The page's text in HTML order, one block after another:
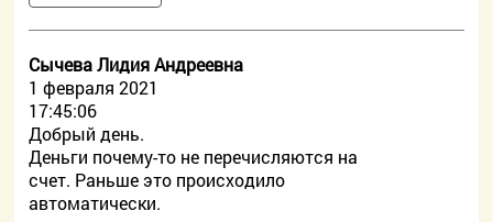
Сычева Лидия Андреевна
1 февраля 2021
17:45:06
Добрый день.
Деньги почему-то не перечисляются на
счет. Раньше это происходило
автоматически.